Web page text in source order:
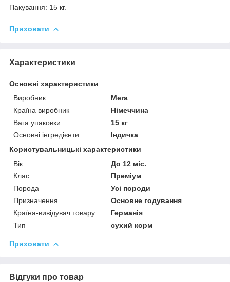
Пакування: 15 кг.
Приховати
Характеристики
Основні характеристики
Виробник
Mera
Країна виробник
Німеччина
Вага упаковки
15 кг
Основні інгредієнти
Індичка
Користувальницькі характеристики
Вік
До 12 міс.
Клас
Преміум
Порода
Усі породи
Призначення
Основне годування
Країна-вивідувач товару
Германія
Тип
сухий корм
Приховати
Відгуки про товар